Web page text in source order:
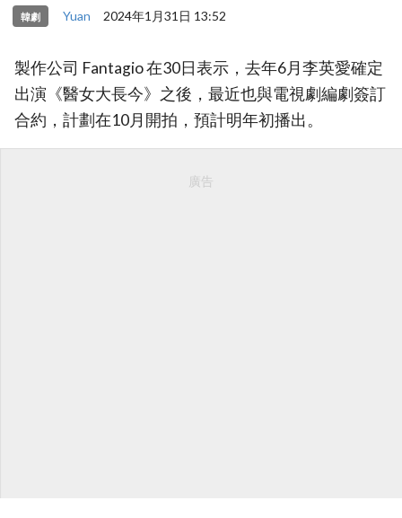
韓劇 Yuan 2024年1月31日 13:52
製作公司 Fantagio 在30日表示，去年6月李英愛確定
出演《醫女大長今》之後，最近也與電視劇編劇簽訂
合約，計劃在10月開拍，預計明年初播出。
廣告